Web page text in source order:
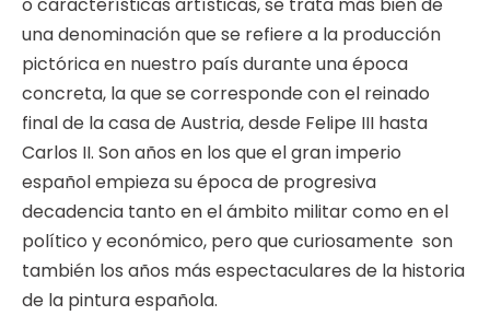
o características artísticas, se trata más bien de
una denominación que se refiere a la producción
pictórica en nuestro país durante una época
concreta, la que se corresponde con el reinado
final de la casa de Austria, desde Felipe III hasta
Carlos II. Son años en los que el gran imperio
español empieza su época de progresiva
decadencia tanto en el ámbito militar como en el
político y económico, pero que curiosamente son
también los años más espectaculares de la historia
de la pintura española.